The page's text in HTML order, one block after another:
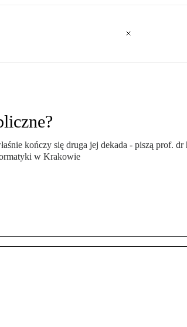
kończy się druga jej dekada - piszą prof.
w Krakowie